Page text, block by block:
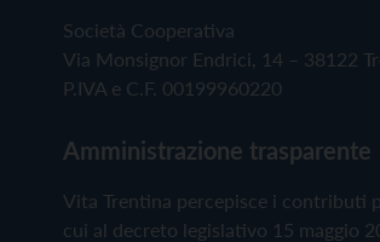
Società Cooperativa
Via Monsignor Endrici, 14 – 38122
P.IVA e C.F. 00199960220
Amministrazione trasparente
Vita Trentina percepisce i contributi
cui al decreto legislativo 15 maggio